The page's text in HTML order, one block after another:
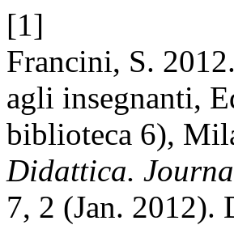
[1]
Francini, S.
agli insegnanti,
biblioteca 6),
Didattica.
7, 2 (Jan. 2012).